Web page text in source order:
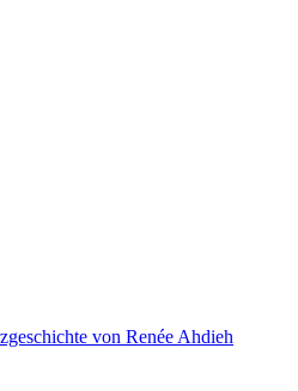
von Renée Ahdieh